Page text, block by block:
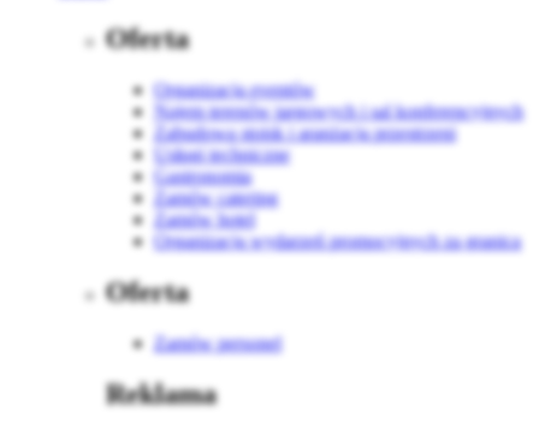
Oferta
Organizacja eventów
Najem terenów targowych i sal konferencyjnych
Zabudowa stoisk i aranżacja przestrzeni
Usługi techniczne
Gastronomia
Zamów catering
Zamów hotel
Organizacja wydarzeń promocyjnych za granicą
Oferta
Zamów personel
Reklama